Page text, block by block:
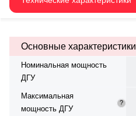
— жидкостная. Частота
230/400 В, 50 Гц, класс изоляции
H. Расход топлива: 21 л/ч при
Datakom 300, степень защиты
IP23. Вес — 1385 кг, габариты:
Производство: Турция, гарантия
— 12 месяцев или 1000
Основные характеристики
Номинальная мощность
ДГУ
Максимальная
мощность ДГУ
?